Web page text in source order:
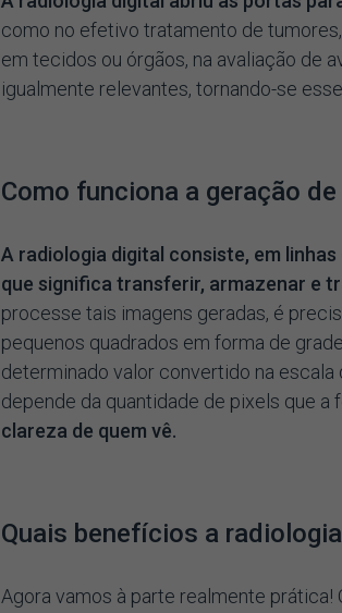
como no efetivo tratamento de
em tecidos ou órgãos, na avaliação de
igualmente relevantes, tornando-se
Como funciona a geração
A radiologia digital consiste, em
que significa transferir, armazenar e
processe tais imagens geradas, é
pequenos quadrados em forma de
determinado valor convertido na
depende da quantidade de pixels que a
clareza de quem vê.
Quais benefícios a
Agora vamos à parte realmente